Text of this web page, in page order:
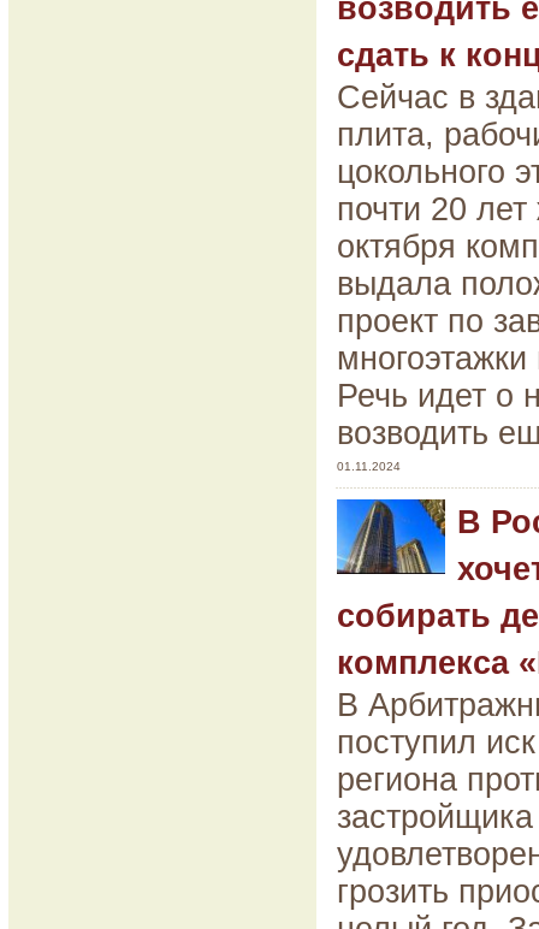
возводить
сдать к
Сейчас в
плита,
цокольного
почти 20
октября
выдала
проект по
Речь идет о
возводить
01.11.2024
В
собирать
комплекса
В
поступил
региона
грозить